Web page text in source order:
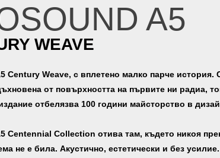
A5
WEAVE
Century Weave, с вплетено малко парче история.
от повърхността на първите ни радиа,
отбелязва 100 години майсторство в
Centennial Collection отива там, където никоя
не е била. Акустично, eстетически и без